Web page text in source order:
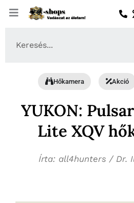
Skip
Hőkamera Akció
YUKON:
Lite XQV
Írta: all4hunters / Dr.